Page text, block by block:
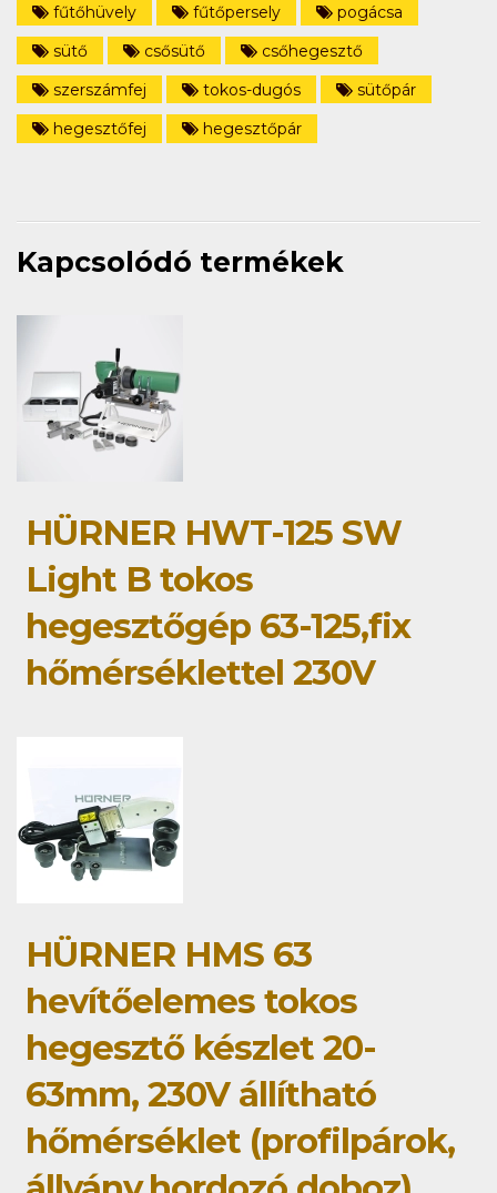
fűtőhüvely fűtőpersely
pogácsa
sütő
csősütő
csőhegesztő
szerszámfej
tokos-dugós
sütőpár
hegesztőfej
hegesztőpár
Kapcsolódó termékek
HÜRNER HWT-125 SW
Light B tokos
hegesztőgép 63-125,fix
hőmérséklettel 230V
HÜRNER HMS 63
hevítőelemes tokos
hegesztő készlet 20-
63mm, 230V állítható
hőmérséklet (profilpárok,